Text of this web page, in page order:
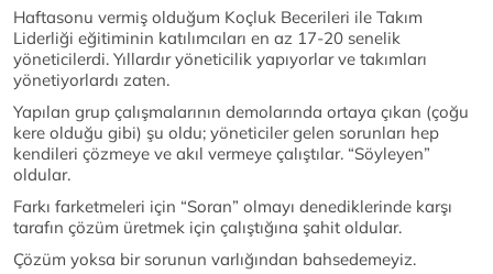
Haftasonu vermiş olduğum Koçluk Becerileri ile Takım
Liderliği eğitiminin katılımcıları en az 17-20 senelik
yöneticilerdi. Yıllardır yöneticilik yapıyorlar ve takımları
yönetiyorlardı zaten.
Yapılan grup çalışmalarının demolarında ortaya çıkan (çoğu
kere olduğu gibi) şu oldu; yöneticiler gelen sorunları hep
kendileri çözmeye ve akıl vermeye çalıştılar. “Söyleyen”
oldular.
Farkı farketmeleri için “Soran” olmayı denediklerinde karşı
tarafın çözüm üretmek için çalıştığına şahit oldular.
Çözüm yoksa bir sorunun varlığından bahsedemeyiz.